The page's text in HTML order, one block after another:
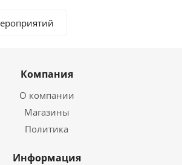
Компания
О компании
Магазины
Политика
Информация